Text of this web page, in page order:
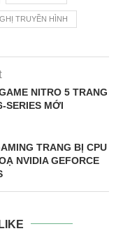
TRUYỀN HÌNH
NITRO 5 TRANG
SERIES MỚI
TRANG BỊ CPU
NVIDIA GEFORCE